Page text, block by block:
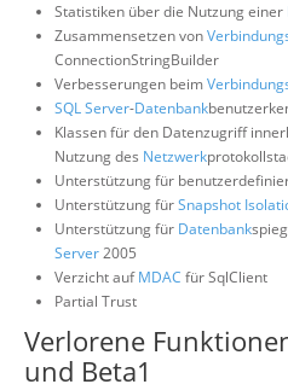
Statistiken über die Nutzung einer
Zusammensetzen von
ConnectionStringBuilder
Verbesserungen beim
SQL Server-Datenbank
Klassen für den Datenzugriff
Nutzung des Netzwerk
Unterstützung für
Unterstützung fürSnapshot
Unterstützung für Datenbank
Server2005
Verzicht aufMDAC für SqlClient
Partial Trust
Verlorene
und Beta1